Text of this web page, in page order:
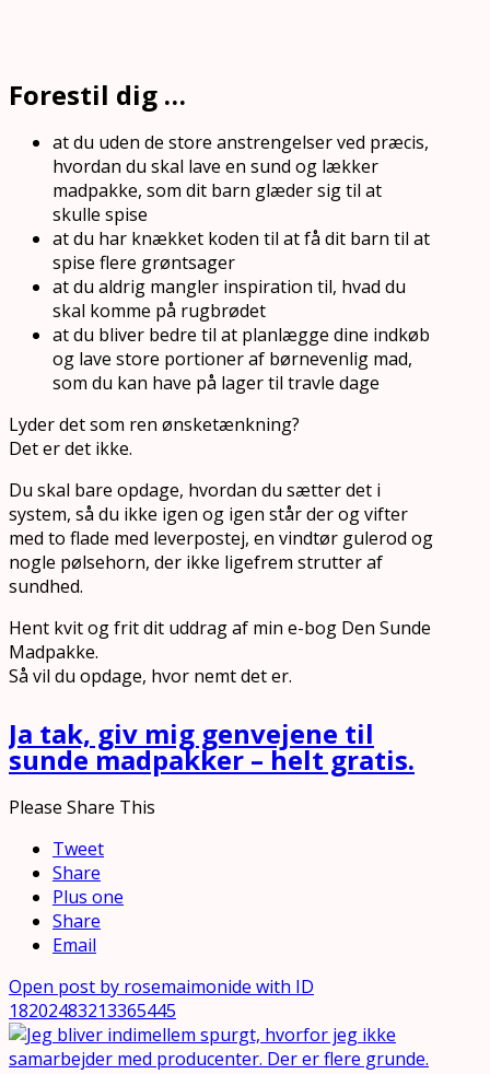
Forestil dig …
at du uden de store anstrengelser ved præcis,
hvordan du skal lave en sund og lækker
madpakke, som dit barn glæder sig til at
skulle spise
at du har knækket koden til at få dit barn til at
spise flere grøntsager
at du aldrig mangler inspiration til, hvad du
skal komme på rugbrødet
at du bliver bedre til at planlægge dine indkøb
og lave store portioner af børnevenlig mad,
som du kan have på lager til travle dage
Lyder det som ren ønsketænkning?
Det er det ikke.
Du skal bare opdage, hvordan du sætter det i
system, så du ikke igen og igen står der og vifter
med to flade med leverpostej, en vindtør gulerod og
nogle pølsehorn, der ikke ligefrem strutter af
sundhed.
Hent kvit og frit dit uddrag af min e-bog Den Sunde
Madpakke.
Så vil du opdage, hvor nemt det er.
Ja tak, giv mig genvejene til
sunde madpakker – helt gratis.
Please Share This
Tweet
Share
Plus one
Share
Email
Open post by rosemaimonide with ID
18202483213365445